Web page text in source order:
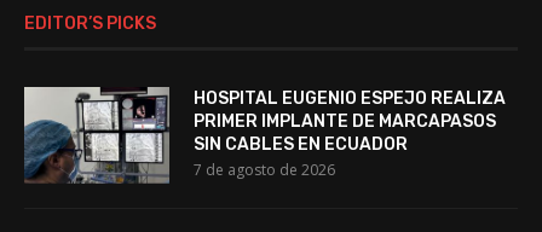
EDITOR’S PICKS
HOSPITAL EUGENIO ESPEJO REALIZA
PRIMER IMPLANTE DE MARCAPASOS
SIN CABLES EN ECUADOR
7 de agosto de 2026